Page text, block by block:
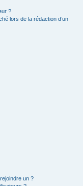
?
lors de la rédaction d’un
un ?